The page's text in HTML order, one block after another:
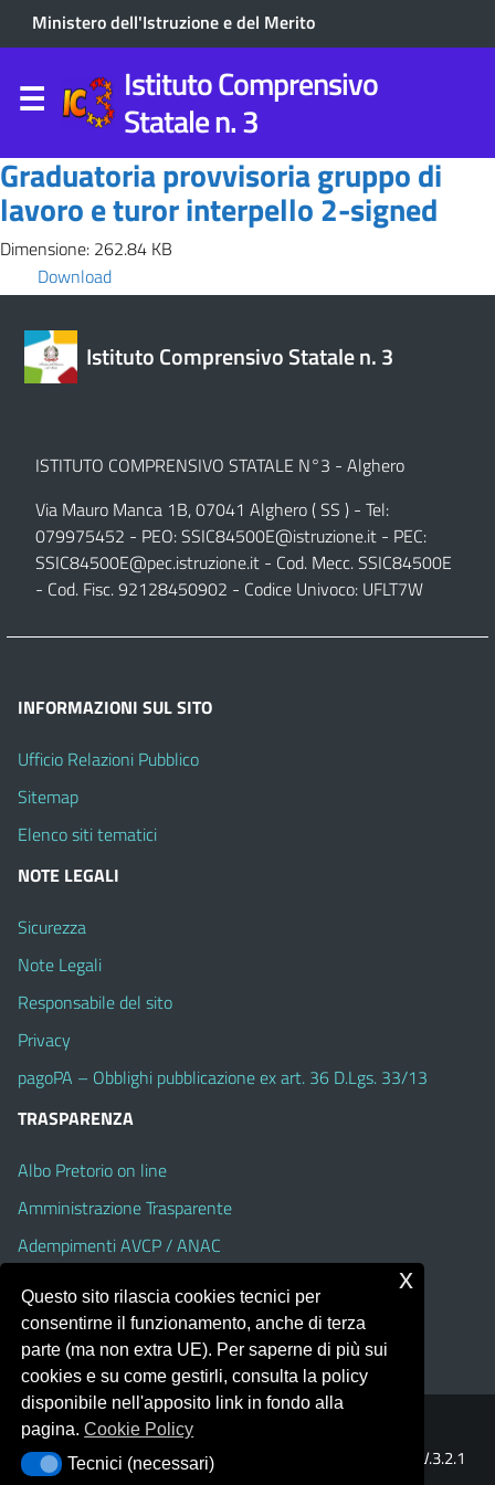
Ministero dell'Istruzione e del Merito
Istituto Comprensivo
Statale n. 3
Graduatoria provvisoria gruppo di
lavoro e turor interpello 2-signed
Dimensione: 262.84 KB
Download
Istituto Comprensivo Statale n. 3
ISTITUTO COMPRENSIVO STATALE N°3 - Alghero
Via Mauro Manca 1B, 07041 Alghero ( SS ) - Tel:
079975452 - PEO:SSIC84500E@istruzione.it - PEC:
SSIC84500E@pec.istruzione.it - Cod. Mecc. SSIC84500E
- Cod. Fisc. 92128450902 - Codice Univoco: UFLT7W
INFORMAZIONI SUL SITO
Ufficio Relazioni Pubblico
Sitemap
Elenco siti tematici
NOTE LEGALI
Sicurezza
Note Legali
Responsabile del sito
Privacy
pagoPA – Obblighi pubblicazione ex art. 36 D.Lgs. 33/13
TRASPARENZA
Albo Pretorio on line
Amministrazione Trasparente
Adempimenti AVCP / ANAC
Accesso Civico
Dichiarazione di accessibilità
Portale realizzato con la piattaforma
Template Italia configurato sul tema accessibile
V.3.2.1
Questo sito rilascia cookies tecnici per
consentirne il funzionamento, anche di terza
parte (ma non extra UE). Per saperne di più sui
cookies e su come gestirli, consulta la policy
disponibile nell'apposito link in fondo alla
pagina.Cookie Policy
Tecnici (necessari)
Tecnici (necessari)
x